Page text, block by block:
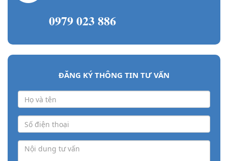
0979 023 886
ĐĂNG KÝ THÔNG TIN TƯ VẤN